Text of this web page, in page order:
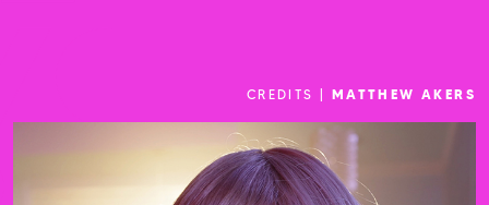
CREDITS | MATTHEW AKERS